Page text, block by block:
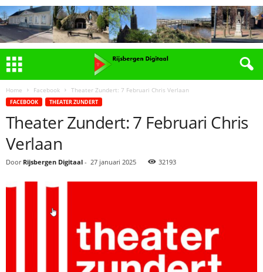
Home Facebook Theater Zundert: 7 Februari Chris Verlaan
FACEBOOK THEATER ZUNDERT
Theater Zundert: 7 Februari Chris
Verlaan
Door Rijsbergen Digitaal - 27 januari 2025 32193